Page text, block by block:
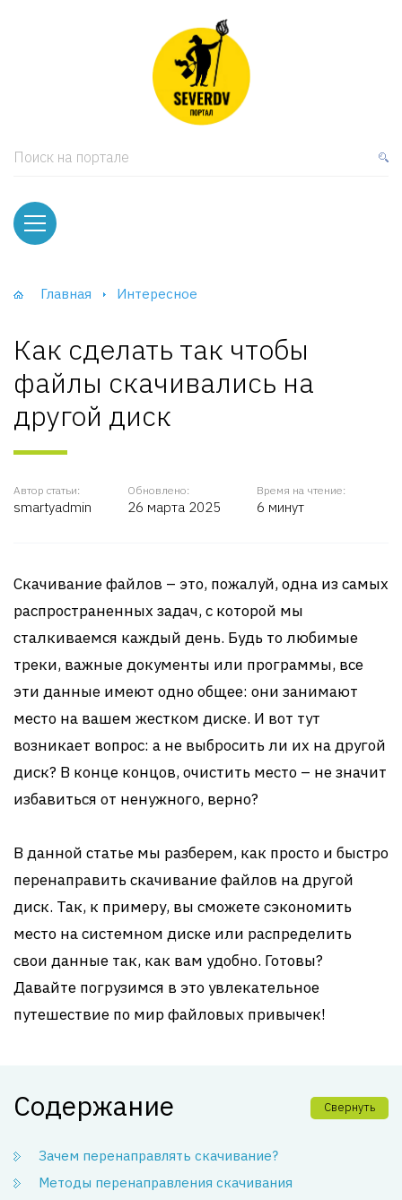
Поиск на портале
Главная Интересное
Как сделать так чтобы
файлы скачивались на
другой диск
Автор статьи:
smartyadmin
Обновлено:
26 марта 2025
Время на чтение:
6 минут
Скачивание файлов – это, пожалуй, одна из самых
распространенных задач, с которой мы
сталкиваемся каждый день. Будь то любимые
треки, важные документы или программы, все
эти данные имеют одно общее: они занимают
место на вашем жестком диске. И вот тут
возникает вопрос: а не выбросить ли их на другой
диск? В конце концов, очистить место – не значит
избавиться от ненужного, верно?
В данной статье мы разберем, как просто и быстро
перенаправить скачивание файлов на другой
диск. Так, к примеру, вы сможете сэкономить
место на системном диске или распределить
свои данные так, как вам удобно. Готовы?
Давайте погрузимся в это увлекательное
путешествие по мир файловых привычек!
Содержание Свернуть
Зачем перенаправлять скачивание?
Методы перенаправления скачивания
и тумбы